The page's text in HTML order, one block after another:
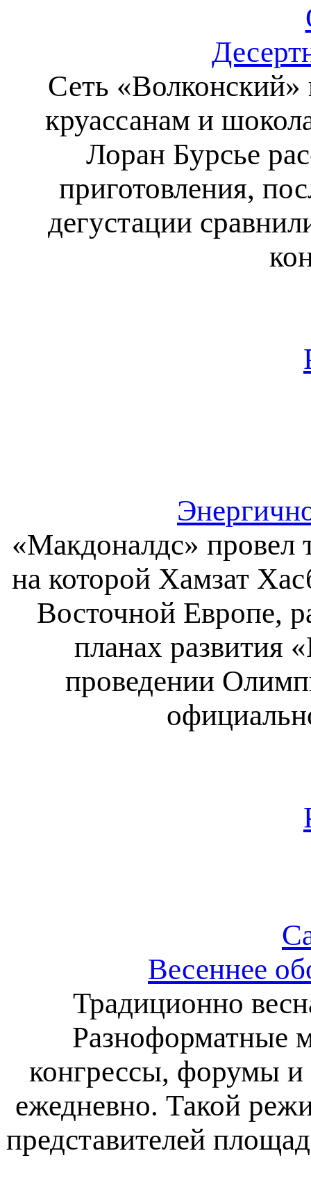
Сеть «Волконский»
круассанам и
Лоран Бурсье
приготовления,
дегустации
«Макдоналдс» провел
на которой Хамзат
Восточной Европе,
планах развития
проведении
Весеннее
Традиционно
Разноформатные
конгрессы, форумы и
ежедневно. Такой
представителей